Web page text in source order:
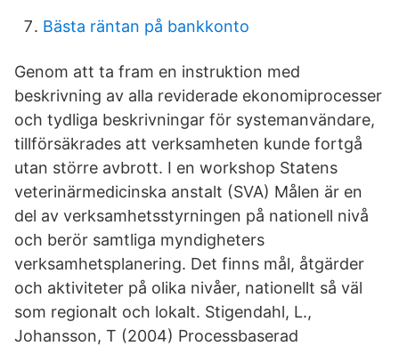
Bästa räntan på bankkonto
Genom att ta fram en instruktion med
beskrivning av alla reviderade ekonomiprocesser
och tydliga beskrivningar för systemanvändare,
tillförsäkrades att verksamheten kunde fortgå
utan större avbrott. I en workshop Statens
veterinärmedicinska anstalt (SVA) Målen är en
del av verksamhetsstyrningen på nationell nivå
och berör samtliga myndigheters
verksamhetsplanering. Det finns mål, åtgärder
och aktiviteter på olika nivåer, nationellt så väl
som regionalt och lokalt. Stigendahl, L.,
Johansson, T (2004) Processbaserad